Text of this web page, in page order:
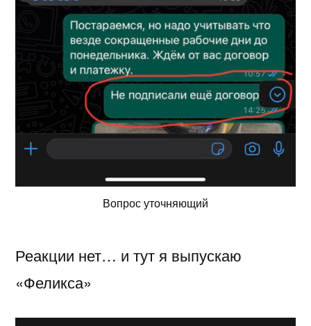
Вопрос уточняющий
Реакции нет… и тут я выпускаю
«Феликса»